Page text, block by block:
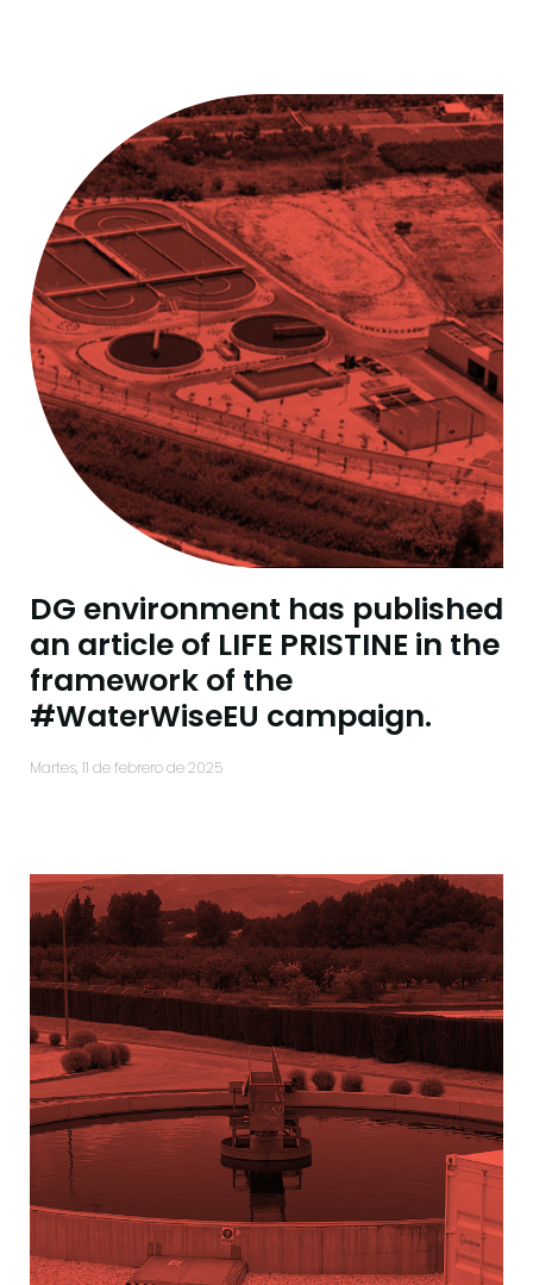
DG environment has published
an article of LIFE PRISTINE in the
framework of the
#WaterWiseEU campaign.
martes, 11 de febrero de 2025